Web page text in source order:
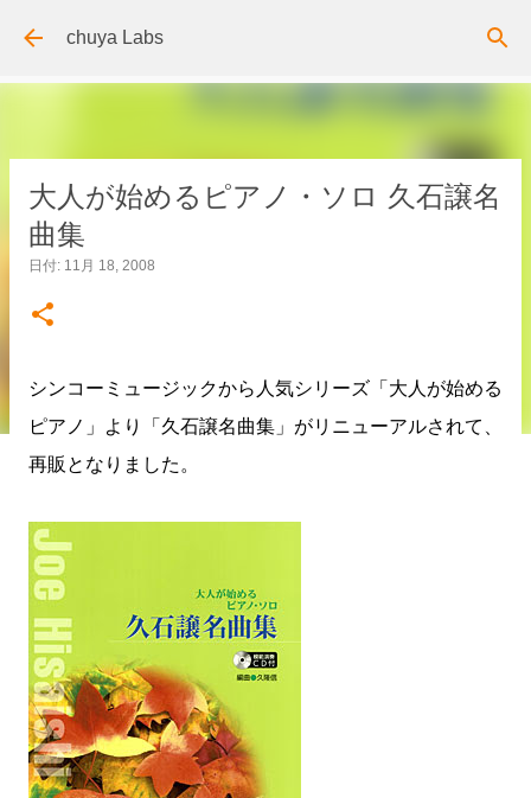
スキップしてメイン コンテンツに移動
chuya Labs
大人が始めるピアノ・ソロ 久石譲名
曲集
日付: 11月 18, 2008
シンコーミュージックから人気シリーズ「大人が始める
ピアノ」より「久石譲名曲集」がリニューアルされて、
再販となりました。